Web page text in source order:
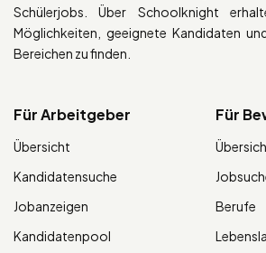
Schülerjobs. Über Schoolknight
Möglichkeiten, geeignete Kandidaten
Bereichen zu finden.
Für Arbeitgeber
Übersicht
Kandidatensuche
Jobanzeigen
Kandidatenpool
Für
Berufe